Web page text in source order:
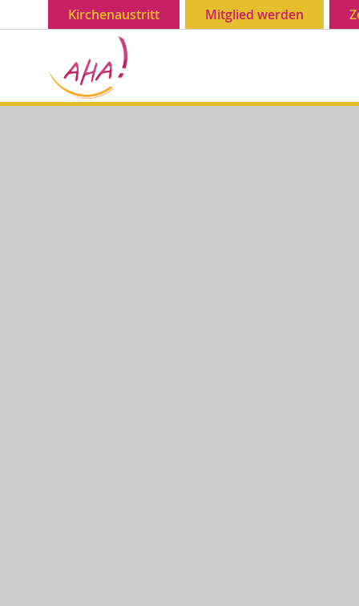
Kirchenaustritt Mitglied werden